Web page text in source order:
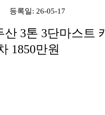
등록일: 26-05-17
3톤 3단마스트
1850만원